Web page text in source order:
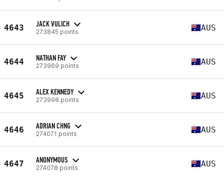
4643 JACK VULICH
273845 points AUS
4644 NATHAN FAY
273969 points AUS
4645 ALEX KENNEDY
273998 points AUS
4646 ADRIAN CHNG
274071 points AUS
4647 ANONYMOUS
274078 points AUS